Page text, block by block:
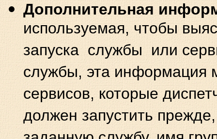
Дополнительная
используемая, чтобы
запуска службы или
службы, эта информация
сервисов, которые
должен запустить